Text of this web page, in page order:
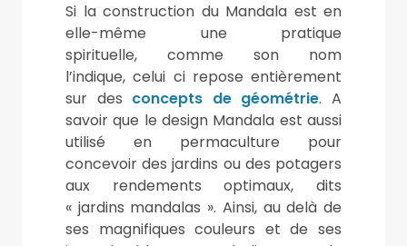
Si la construction du Mandala est en
elle-même une pratique
spirituelle, comme son nom
l’indique, celui ci repose entièrement
sur des concepts de géométrie. A
savoir que le design Mandala est aussi
utilisé en permaculture pour
concevoir des jardins ou des potagers
aux rendements optimaux, dits
« jardins mandalas ». Ainsi, au delà de
ses magnifiques couleurs et de ses